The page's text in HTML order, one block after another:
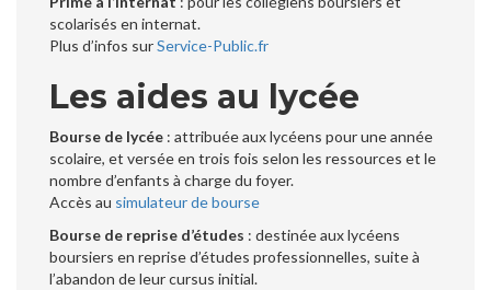
scolarisés en internat.
Plus d’infos surService-Public.fr
Les aides au lycée
Bourse de lycée : attribuée aux lycéens pour une année
scolaire, et versée en trois fois selon les ressources et le
nombre d’enfants à charge du foyer.
Accès au simulateur de bourse
Bourse de reprise d’études : destinée aux lycéens
boursiers en reprise d’études professionnelles, suite à
l’abandon de leur cursus initial.